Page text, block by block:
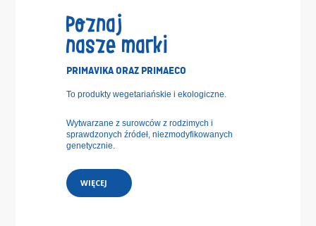
Poznaj
nasze marki
PRIMAVIKA ORAZ PRIMAECO
To produkty wegetariańskie i ekologiczne.
Wytwarzane z surowców z rodzimych i
sprawdzonych źródeł, niezmodyfikowanych
genetycznie.
WIĘCEJ